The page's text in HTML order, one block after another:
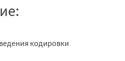
кодировки